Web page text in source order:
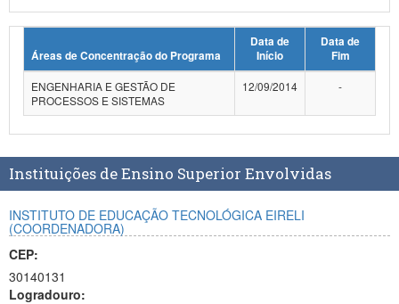
Gabinete de Segurança Institucional
Advocacia-Geral da União
Banco Central do Brasil
Planalto
Áreas de Concentração do Programa
Data de
Início
Data de
Fim
ENGENHARIA E GESTÃO DE
PROCESSOS E SISTEMAS
12/09/2014 -
Instituições de Ensino Superior Envolvidas
INSTITUTO DE EDUCAÇÃO TECNOLÓGICA EIRELI
(COORDENADORA)
CEP:
30140131
Logradouro: